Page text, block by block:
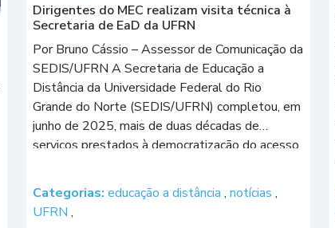
Dirigentes do MEC realizam visita técnica à
Secretaria de EaD da UFRN
Por Bruno Cássio – Assessor de Comunicação da
SEDIS/UFRN A Secretaria de Educação a
Distância da Universidade Federal do Rio
Grande do Norte (SEDIS/UFRN) completou, em
junho de 2025, mais de duas décadas de
serviços prestados à democratização do acesso
construído ao longo desses 22 anos, atrai […]
Categorias: educação a distância , notícias ,
UFRN ,